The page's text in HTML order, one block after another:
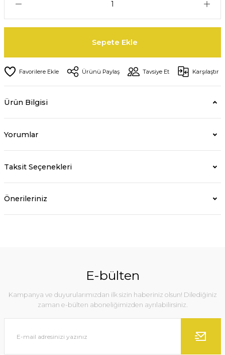
Sepete Ekle
Ürünü Paylaş Tavsiye Et Karşılaştır
Ürün Bilgisi
Yorumlar
Taksit Seçenekleri
Önerileriniz
E-bülten
Kampanya ve duyurularımızdan ilk sizin haberiniz olsun! Dilediğiniz
zaman e-bülten aboneliğimizden ayrılabilirsiniz.